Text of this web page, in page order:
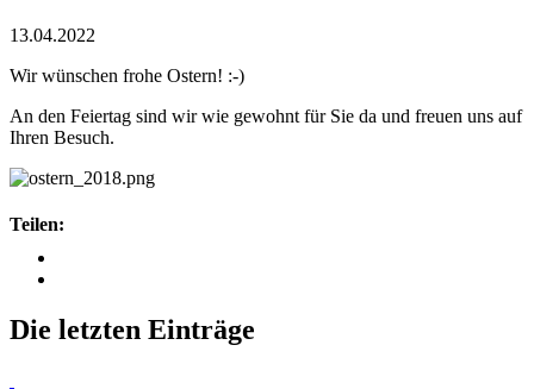
13.04.2022
Wir wünschen frohe Ostern! :-)
An den Feiertag sind wir wie gewohnt für Sie da und freuen uns auf
Ihren Besuch.
Teilen:
Die letzten Einträge